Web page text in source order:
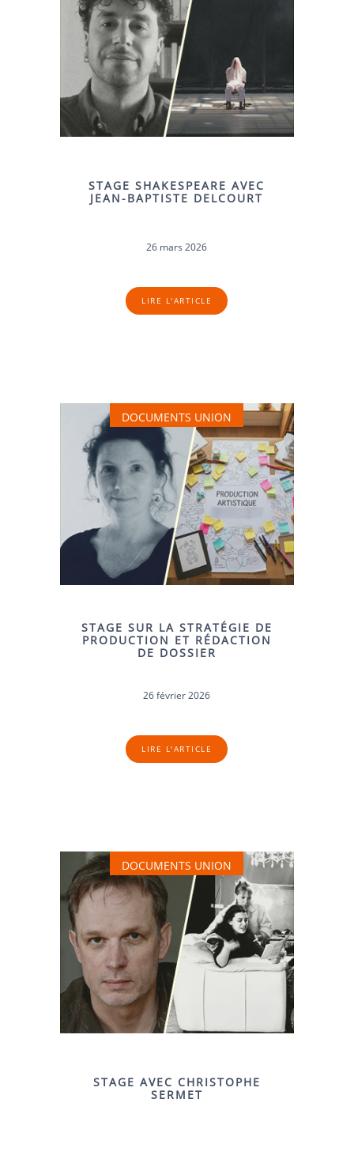
STAGE SHAKESPEARE AVEC
JEAN-BAPTISTE DELCOURT
26 mars 2026
LIRE L'ARTICLE
DOCUMENTS UNION
STAGE SUR LA STRATÉGIE DE
PRODUCTION ET RÉDACTION
DE DOSSIER
26 février 2026
LIRE L'ARTICLE
DOCUMENTS UNION
STAGE AVEC CHRISTOPHE
SERMET